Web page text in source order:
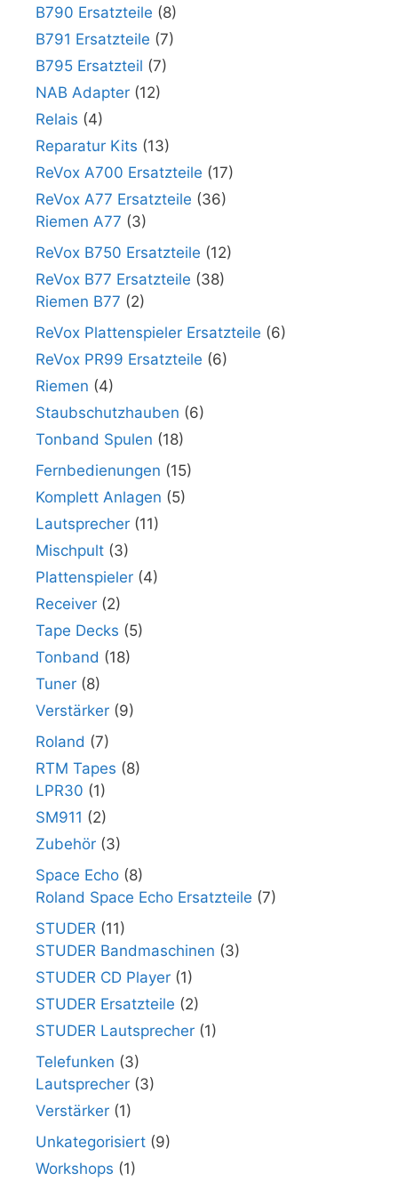
B790 Ersatzteile (8)
B791 Ersatzteile (7)
B795 Ersatzteil (7)
NAB Adapter (12)
Relais (4)
Reparatur Kits (13)
ReVox A700 Ersatzteile (17)
ReVox A77 Ersatzteile (36)
Riemen A77 (3)
ReVox B750 Ersatzteile (12)
ReVox B77 Ersatzteile (38)
Riemen B77 (2)
ReVox Plattenspieler Ersatzteile (6)
ReVox PR99 Ersatzteile (6)
Riemen (4)
Staubschutzhauben (6)
Tonband Spulen (18)
Fernbedienungen (15)
Komplett Anlagen (5)
Lautsprecher (11)
Mischpult (3)
Plattenspieler (4)
Receiver (2)
Tape Decks (5)
Tonband (18)
Tuner (8)
Verstärker (9)
Roland (7)
RTM Tapes (8)
LPR30 (1)
SM911 (2)
Zubehör (3)
Space Echo (8)
Roland Space Echo Ersatzteile (7)
STUDER (11)
STUDER Bandmaschinen (3)
STUDER CD Player (1)
STUDER Ersatzteile (2)
STUDER Lautsprecher (1)
Telefunken (3)
Lautsprecher (3)
Verstärker (1)
Unkategorisiert (9)
Workshops (1)